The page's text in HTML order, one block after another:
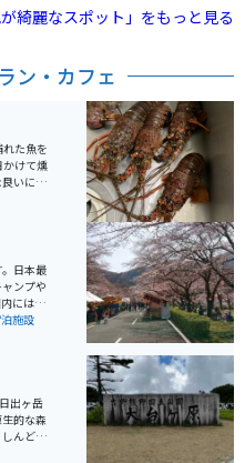
見上げると大自然をより一層感じるこ
が綺麗なスポット」をもっと見る
ン・カフェ
た魚を
かけて燻
いにお
最高で
日本最
ンプや
にはオ
グルー
ダムの
炊事棟
研修に
は、疲
レッシ
開催さ
も思わ
施設
出ヶ岳
的な森
んどす
でも気